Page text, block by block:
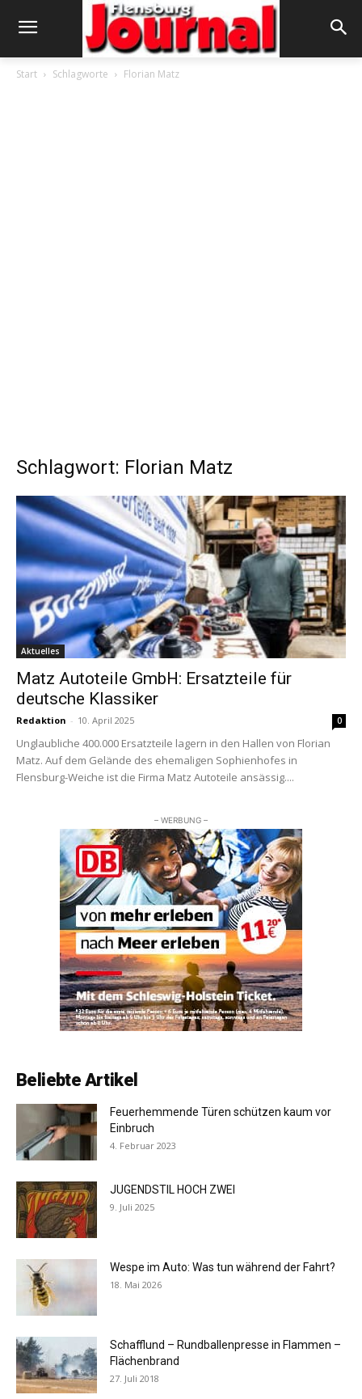
Start Schlagworte Florian Matz
Schlagwort: Florian Matz
Aktuelles
Matz Autoteile GmbH: Ersatzteile für
deutsche Klassiker
Redaktion - 10. April 2025 0
Unglaubliche 400.000 Ersatzteile lagern in den Hallen von Florian
Matz. Auf dem Gelände des ehemaligen Sophienhofes in
Flensburg-Weiche ist die Firma Matz Autoteile ansässig....
– WERBUNG –
Beliebte Artikel
Feuerhemmende Türen schützen kaum vor
Einbruch
4. Februar 2023
JUGENDSTIL HOCH ZWEI
9. Juli 2025
Wespe im Auto: Was tun während der Fahrt?
18. Mai 2026
Schafflund – Rundballenpresse in Flammen –
Flächenbrand
27. Juli 2018